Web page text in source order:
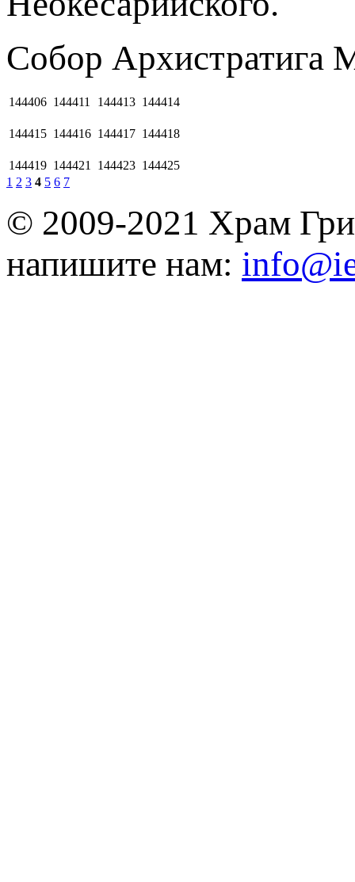
Собор Архистратига
144406 144411 144413 144414
144415 144416 144417 144418
144419 144421 144423 144425
1 2 3 4 5 6 7
© 2009-2021 Храм
напишите нам: